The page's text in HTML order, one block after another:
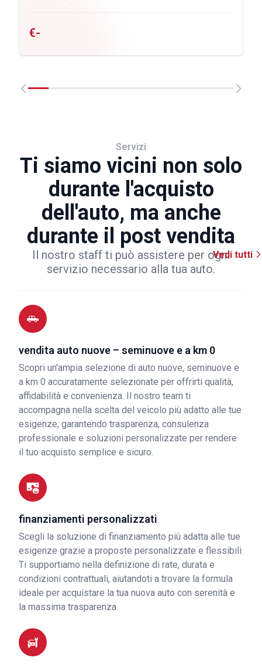
€-
Servizi
Ti siamo vicini non solo
durante l'acquisto
dell'auto, ma anche
durante il post vendita
Il nostro staff ti può assistere per ogni
servizio necessario alla tua auto.
Vedi tutti
vendita auto nuove – seminuove e a km 0
Scopri un'ampia selezione di auto nuove, seminuove e
a km 0 accuratamente selezionate per offrirti qualità,
affidabilità e convenienza. Il nostro team ti
accompagna nella scelta del veicolo più adatto alle tue
esigenze, garantendo trasparenza, consulenza
professionale e soluzioni personalizzate per rendere
il tuo acquisto semplice e sicuro.
finanziamenti personalizzati
Scegli la soluzione di finanziamento più adatta alle tue
esigenze grazie a proposte personalizzate e flessibili.
Ti supportiamo nella definizione di rate, durata e
condizioni contrattuali, aiutandoti a trovare la formula
ideale per acquistare la tua nuova auto con serenità e
la massima trasparenza.